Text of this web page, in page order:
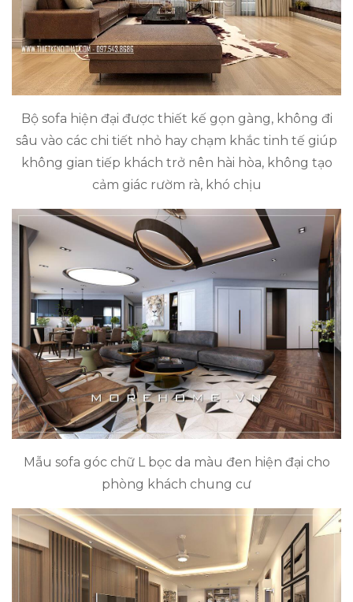
Bộ sofa hiện đại được thiết kế gọn gàng, không đi
sâu vào các chi tiết nhỏ hay chạm khắc tinh tế giúp
không gian tiếp khách trở nên hài hòa, không tạo
cảm giác rườm rà, khó chịu
Mẫu sofa góc chữ L bọc da màu đen hiện đại cho
phòng khách chung cư